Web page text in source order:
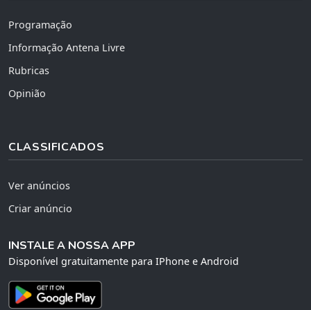
Programação
Informação Antena Livre
Rubricas
Opinião
CLASSIFICADOS
Ver anúncios
Criar anúncio
INSTALE A NOSSA APP
Disponível gratuitamente para IPhone e Android